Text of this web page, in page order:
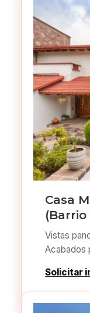
Casa
(Barrio
Vistas
Acabados
Solicitar